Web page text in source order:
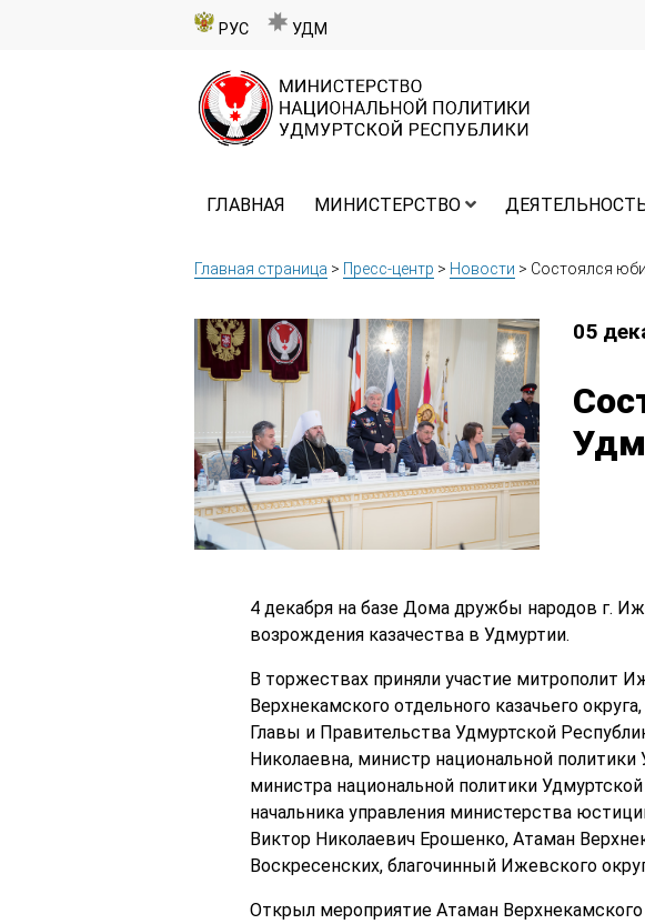
РУС УДМ
ГЛАВНАЯ МИНИСТЕРСТВО
Главная страница > Пресс-центр > Новости > Состоялся
05
4 декабря на базе Дома дружбы народов г.
возрождения казачества в Удмуртии.
В торжествах приняли участие митрополит
Верхнекамского отдельного казачьего
Главы и Правительства Удмуртской
Николаевна, министр национальной
министра национальной политики
начальника управления министерства
Виктор Николаевич Ерошенко, Атаман
Воскресенских, благочинный Ижевского
Открыл мероприятие Атаман